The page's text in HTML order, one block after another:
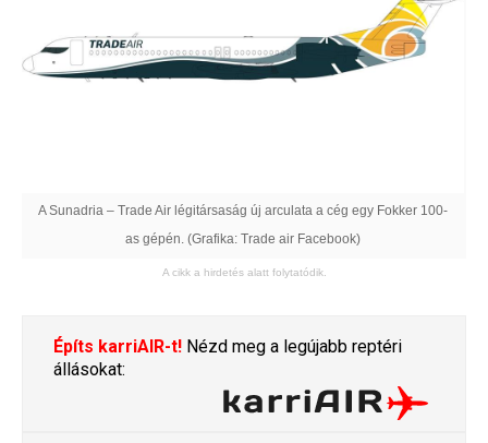
A Sunadria – Trade Air légitársaság új arculata a cég egy Fokker 100-
as gépén. (Grafika: Trade air Facebook)
A cikk a hirdetés alatt folytatódik.
Építs karriAIR-t! Nézd meg a legújabb reptéri
állásokat: